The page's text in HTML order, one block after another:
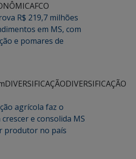
FCO
R$ 219,7 milhões
em MS, com
e pomares de
DIVERSIFICAÇÃODIVERSIFICAÇÃO
agrícola faz o
e consolida MS
produtor no país